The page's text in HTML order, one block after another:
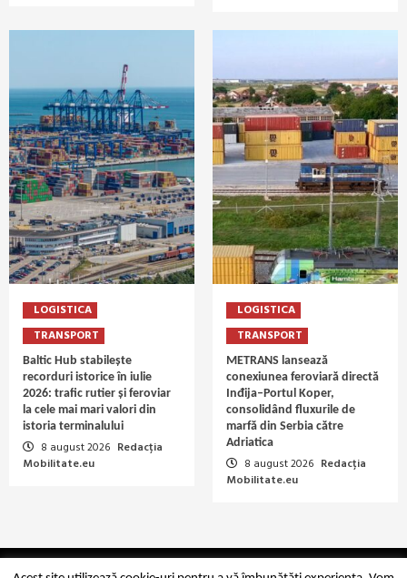
LOGISTICA
TRANSPORT
Baltic Hub stabilește
recorduri istorice în iulie
2026: trafic rutier și feroviar
la cele mai mari valori din
istoria terminalului
8 august 2026 Redacția
Mobilitate.eu
LOGISTICA
TRANSPORT
METRANS lansează
conexiunea feroviară directă
Inđija–Portul Koper,
consolidând fluxurile de
marfă din Serbia către
Adriatica
8 august 2026 Redacția
Mobilitate.eu